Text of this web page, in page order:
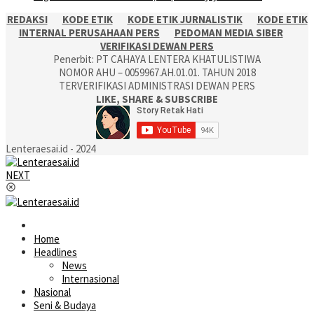
REDAKSI
KODE ETIK KODE ETIK JURNALISTIK
KODE ETIK
INTERNAL PERUSAHAAN PERS
PEDOMAN MEDIA SIBER
VERIFIKASI DEWAN PERS
Penerbit: PT CAHAYA LENTERA KHATULISTIWA
NOMOR AHU – 0059967.AH.01.01. TAHUN 2018
TERVERIFIKASI ADMINISTRASI DEWAN PERS
LIKE, SHARE & SUBSCRIBE
Lenteraesai.id - 2024
NEXT
Home
Headlines
News
Internasional
Nasional
Seni & Budaya